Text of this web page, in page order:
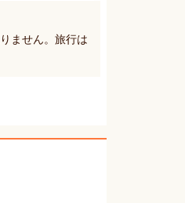
ません。旅行は